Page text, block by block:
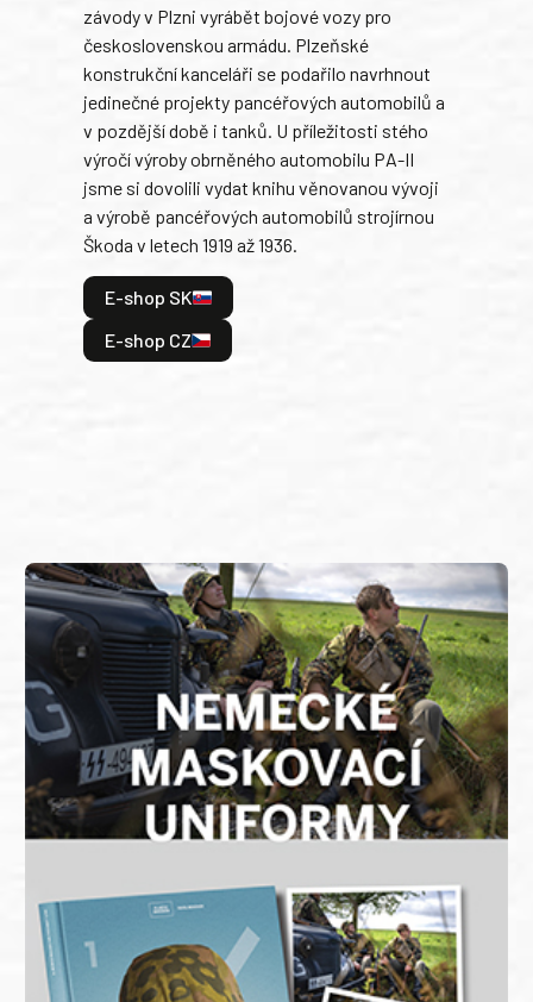
závody v Plzni vyrábět bojové vozy pro
československou armádu. Plzeňské
konstrukční kanceláři se podařilo navrhnout
jedinečné projekty pancéřových automobilů a
v pozdější době i tanků. U příležitosti stého
výročí výroby obrněného automobilu PA-II
jsme si dovolili vydat knihu věnovanou vývoji
a výrobě pancéřových automobilů strojírnou
Škoda v letech 1919 až 1936.
E-shop SK
E-shop CZ